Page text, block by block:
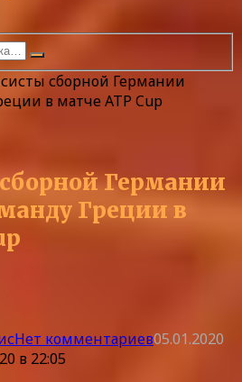
сборной Германии
в матче ATP Cup
Германии
Греции в
Нет комментариев05.01.2020
в 22:05